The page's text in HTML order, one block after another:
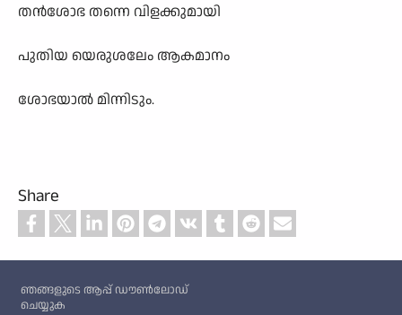
തൻശോഭ തന്നെ വിളക്കുമായി
പുതിയ യെരുശലേം ആകമാനം
ശോഭയാൽ മിന്നിടും.
Share
ഞങ്ങളുടെ ആപ്പ് ഡൗൺലോഡ്
ചെയ്യുക